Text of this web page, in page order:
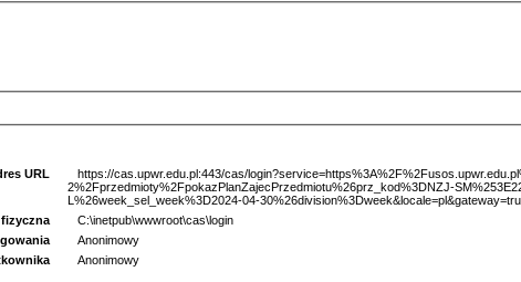
URL
https://cas.upwr.edu.pl:443/cas/
2%2Fprzedmioty%2FpokazPlanZajecPrzedmiotu%26prz_kod%3DNZJ-
L%26week_sel_week%3D2024-04-
fizyczna
C:\inetpub\wwwroot\cas\login
Anonimowy
Anonimowy